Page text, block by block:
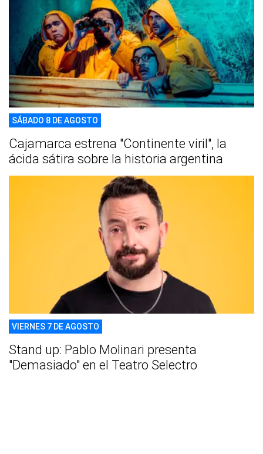
SÁBADO 8 DE AGOSTO
Cajamarca estrena "Continente viril", la
ácida sátira sobre la historia argentina
VIERNES 7 DE AGOSTO
Stand up: Pablo Molinari presenta
"Demasiado" en el Teatro Selectro